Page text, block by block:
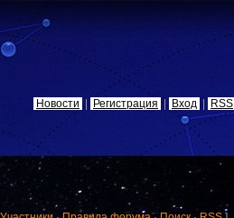
Новости | Регистрация | Вход RSS